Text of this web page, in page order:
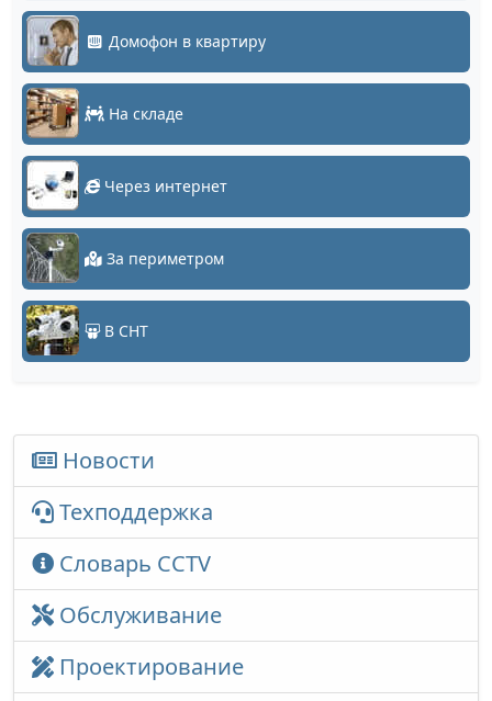
Домофон в квартиру
На складе
Через интернет
За периметром
В СНТ
Новости
Техподдержка
Словарь CCTV
Обслуживание
Проектирование